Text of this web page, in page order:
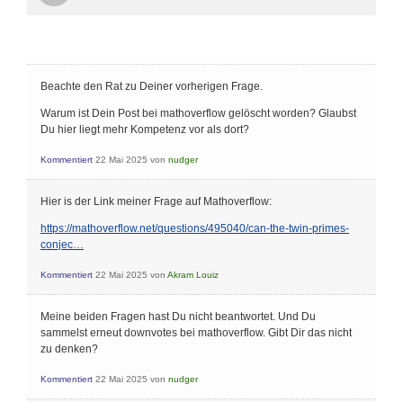
Beachte den Rat zu Deiner vorherigen Frage.
Warum ist Dein Post bei mathoverflow gelöscht worden? Glaubst
Du hier liegt mehr Kompetenz vor als dort?
Kommentiert 22 Mai 2025 von nudger
Hier is der Link meiner Frage auf Mathoverflow:
https://mathoverflow.net/questions/495040/can-the-twin-primes-
conjec…
Kommentiert 22 Mai 2025 von Akram Louiz
Meine beiden Fragen hast Du nicht beantwortet. Und Du
sammelst erneut downvotes bei mathoverflow. Gibt Dir das nicht
zu denken?
Kommentiert 22 Mai 2025 von nudger